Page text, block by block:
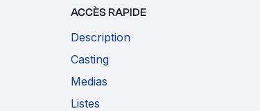
ACCÈS RAPIDE
Description
Casting
Medias
Listes